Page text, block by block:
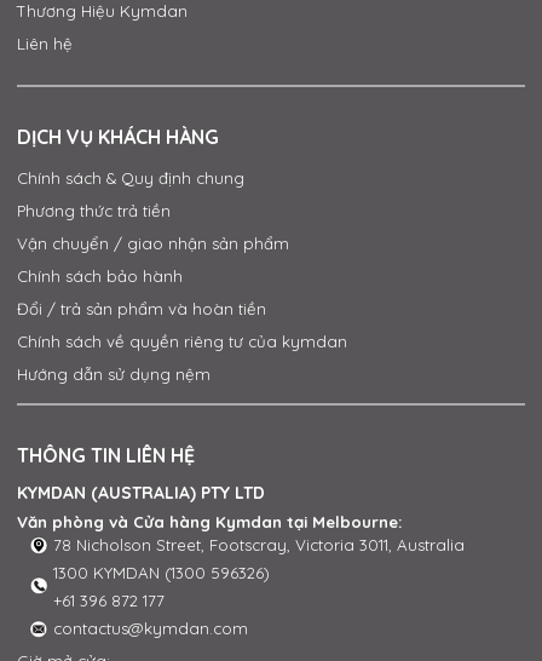
Thương Hiệu Kymdan
Liên hệ
DỊCH VỤ KHÁCH HÀNG
Chính sách & Quy định chung
Phương thức trả tiền
Vận chuyển / giao nhận sản phẩm
Chính sách bảo hành
Đổi / trả sản phẩm và hoàn tiền
Chính sách về quyền riêng tư của kymdan
Hướng dẫn sử dụng nệm
THÔNG TIN LIÊN HỆ
KYMDAN (AUSTRALIA) PTY LTD
Văn phòng và Cửa hàng Kymdan tại Melbourne:
78 Nicholson Street, Footscray, Victoria 3011, Australia
1300 KYMDAN (1300 596326)
+61 396 872 177
contactus@kymdan.com